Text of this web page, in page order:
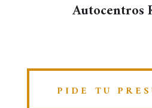
Autocentros
PIDE TU